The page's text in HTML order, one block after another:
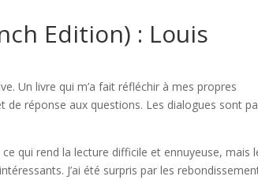
Edition) : Louis
Un livre qui m’a fait réfléchir à mes propres
réponse aux questions. Les dialogues sont
qui rend la lecture difficile et ennuyeuse, mais
J’ai été surpris par les